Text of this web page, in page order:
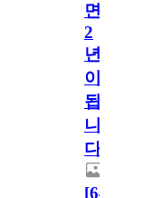
면
2
년
이
됩
니
다.
[64